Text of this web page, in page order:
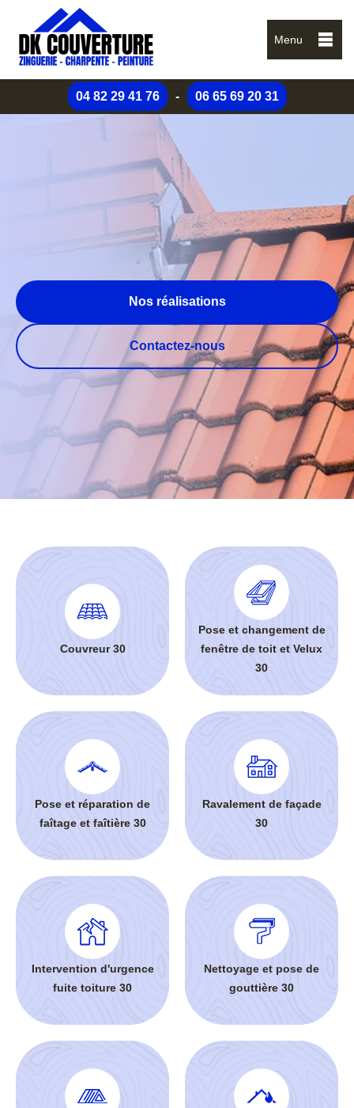
Menu
04 82 29 41 76 - 06 65 69 20 31
Nos réalisations
Contactez-nous
Couvreur 30
Pose et changement de
fenêtre de toit et Velux
30
Pose et réparation de
faîtage et faîtière 30
Ravalement de façade
30
Intervention d'urgence
fuite toiture 30
Nettoyage et pose de
gouttière 30